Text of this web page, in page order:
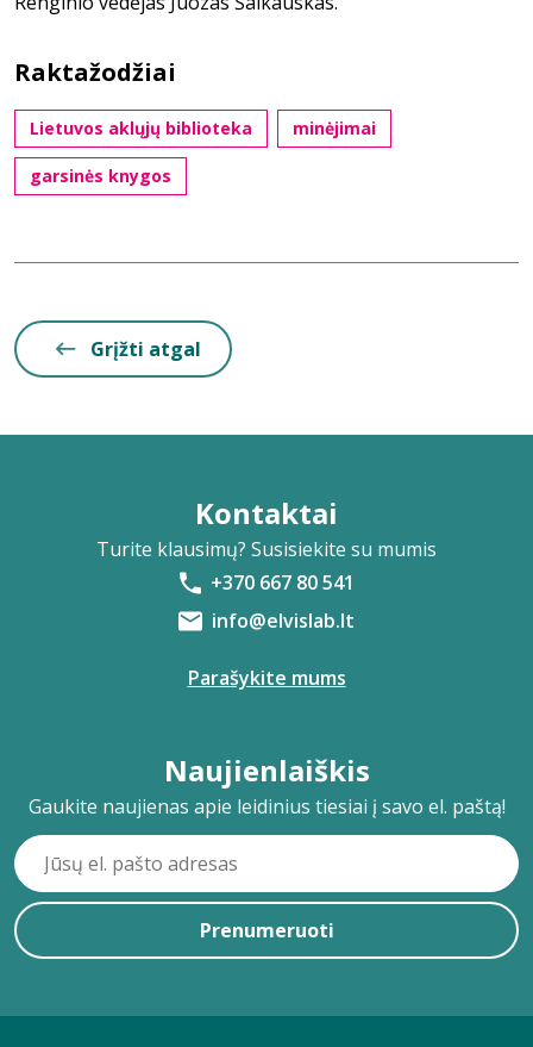
Raktažodžiai
Lietuvos aklųjų biblioteka minėjimai
garsinės knygos
Grįžti atgal
Kontaktai
Turite klausimų? Susisiekite su mumis
+370 667 80 541
info@elvislab.lt
Parašykite mums
Naujienlaiškis
Gaukite naujienas apie leidinius tiesiai į savo el. paštą!
Prenumeruoti